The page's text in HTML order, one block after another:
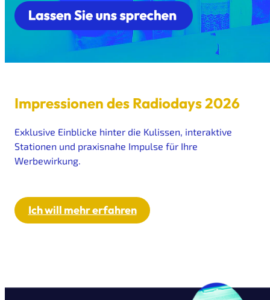
Impressionen des Radiodays 2026
Exklusive Einblicke hinter die Kulissen, interaktive
Stationen und praxisnahe Impulse für Ihre
Werbewirkung.
Ich will mehr erfahren